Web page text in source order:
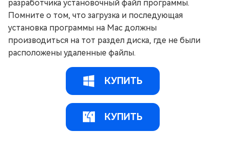
разработчика установочный файл программы.
Помните о том, что загрузка и последующая
установка программы на Mac должны
производиться на тот раздел диска, где не были
расположены удаленные файлы.
КУПИТЬ
КУПИТЬ